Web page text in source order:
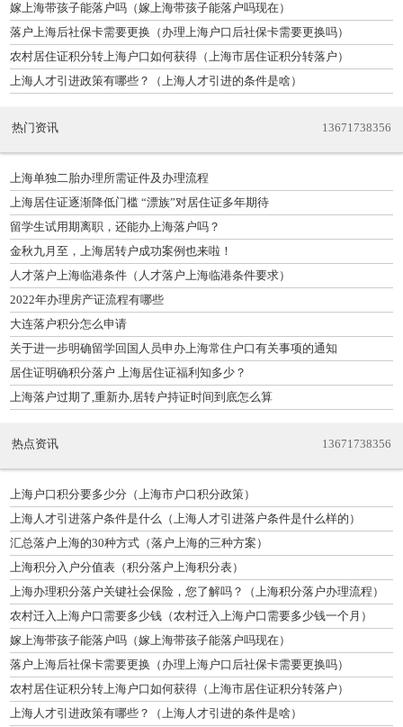
嫁上海带孩子能落户吗（嫁上海带孩子能落户吗现在）
落户上海后社保卡需要更换（办理上海户口后社保卡需要更换吗）
农村居住证积分转上海户口如何获得（上海市居住证积分转落户）
上海人才引进政策有哪些？（上海人才引进的条件是啥）
热门资讯 13671738356
上海单独二胎办理所需证件及办理流程
上海居住证逐渐降低门槛 “漂族”对居住证多年期待
留学生试用期离职，还能办上海落户吗？
金秋九月至，上海居转户成功案例也来啦！
人才落户上海临港条件（人才落户上海临港条件要求）
2022年办理房产证流程有哪些
大连落户积分怎么申请
关于进一步明确留学回国人员申办上海常住户口有关事项的通知
居住证明确积分落户 上海居住证福利知多少？
上海落户过期了,重新办,居转户持证时间到底怎么算
热点资讯 13671738356
上海户口积分要多少分（上海市户口积分政策）
上海人才引进落户条件是什么（上海人才引进落户条件是什么样的）
汇总落户上海的30种方式（落户上海的三种方案）
上海积分入户分值表（积分落户上海积分表）
上海办理积分落户关键社会保险，您了解吗？（上海积分落户办理流程）
农村迁入上海户口需要多少钱（农村迁入上海户口需要多少钱一个月）
嫁上海带孩子能落户吗（嫁上海带孩子能落户吗现在）
落户上海后社保卡需要更换（办理上海户口后社保卡需要更换吗）
农村居住证积分转上海户口如何获得（上海市居住证积分转落户）
上海人才引进政策有哪些？（上海人才引进的条件是啥）